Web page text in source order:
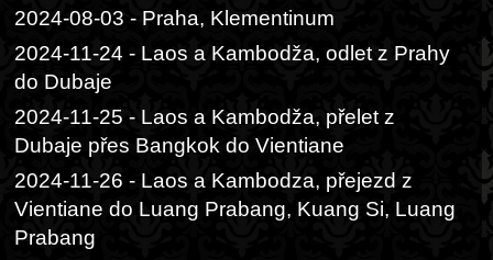
2024-08-03 - Praha, Klementinum
2024-11-24 - Laos a Kambodža, odlet z Prahy
do Dubaje
2024-11-25 - Laos a Kambodža, přelet z
Dubaje přes Bangkok do Vientiane
2024-11-26 - Laos a Kambodza, přejezd z
Vientiane do Luang Prabang, Kuang Si, Luang
Prabang